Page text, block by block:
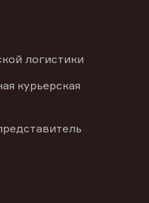
логистики
курьерская